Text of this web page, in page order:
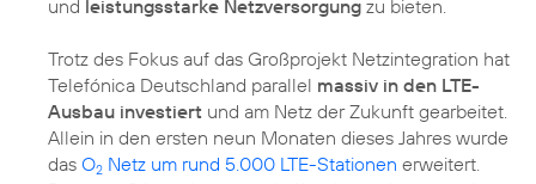
und leistungsstarke Netzversorgung zu bieten.
Trotz des Fokus auf das Großprojekt Netzintegration hat
Telefónica Deutschland parallel massiv in den LTE-
Ausbau investiert und am Netz der Zukunft gearbeitet.
Allein in den ersten neun Monaten dieses Jahres wurde
das O2 Netz um rund 5.000 LTE-Stationen erweitert.